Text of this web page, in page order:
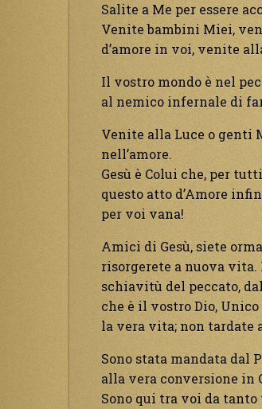
Salite a Me per essere
Venite bambini Miei,
d’amore in voi, venite
Il vostro mondo è nel
al nemico infernale di
Venite alla Luce o genti
nell’amore.
Gesù è Colui che, per
questo atto d’Amore
per voi vana!
Amici di Gesù, siete
risorgerete a nuova vita.
schiavitù del peccato,
che è il vostro Dio,
la vera vita; non tardate
Sono stata mandata dal
alla vera conversione in
Sono qui tra voi da